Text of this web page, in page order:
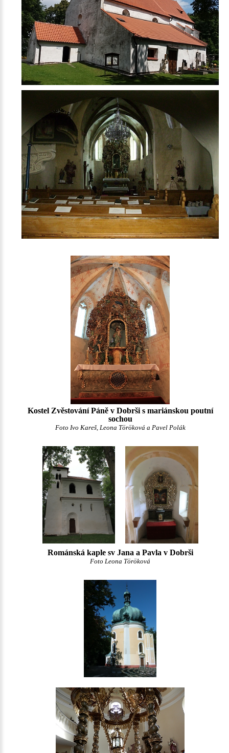
Kostel Zvěstování Páně v Dobrši s mariánskou poutní
sochou
Foto Ivo Kareš, Leona Töröková a Pavel Polák
Románská kaple sv Jana a Pavla v Dobrši
Foto Leona Töröková